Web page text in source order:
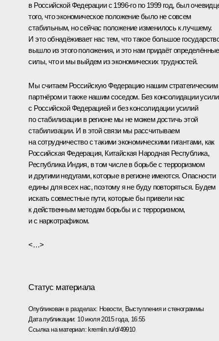
в Российской Федерации с 1996-го по 1999 год, был
того, что экономическое положение было не совсем
стабильным, но сейчас положение изменилось к лучшему.
И это обнадёживает нас тем, что такое большое
вышло из этого положения, и это нам придаёт определённые
силы, что и мы выйдем из экономических трудностей.
Мы считаем Российскую Федерацию нашим стратегическим
партнёром и также нашим соседом. Без консолидации
с Российской Федерацией и без консолидации усилий
по стабилизации в регионе мы не можем достичь этой
стабилизации. И в этой связи мы рассчитываем
на сотрудничество с такими экономическими гигантами, как
Российская Федерация, Китайская Народная Республика,
Республика Индия, в том числе в борьбе с терроризмом
и другими недугами, которые в регионе имеются. Опасности
едины для всех нас, поэтому я не буду повторяться. Будем
искать совместные пути, которые бы привели нас
к действенным методам борьбы и с терроризмом,
и с наркотрафиком.
<…>
Статус материала
Опубликован в разделах: Новости, Выступления и стенограммы
Дата публикации: 10 июля 2015 года, 16:55
Ссылка на материал: kremlin.ru/d/49910